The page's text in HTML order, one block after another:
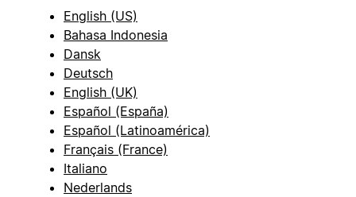
English (US)
Bahasa Indonesia
Dansk
Deutsch
English (UK)
Español (España)
Español (Latinoamérica)
Français (France)
Italiano
Nederlands